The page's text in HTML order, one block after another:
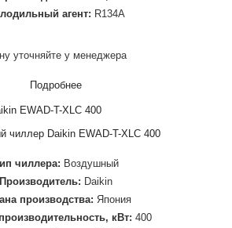
агент: R134A
уточняйте у менеджера
Подробнее
чиллер Daikin EWAD-T-XLC 400
чиллера: Воздушный
Производитель: Daikin
производства: Япония
кВт: 400